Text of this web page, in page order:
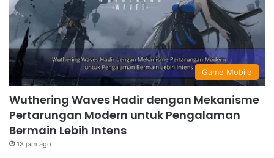
Game Mobile
Wuthering Waves Hadir dengan Mekanisme
Pertarungan Modern untuk Pengalaman
Bermain Lebih Intens
13 jam ago